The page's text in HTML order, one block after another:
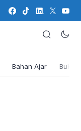
Bahan Ajar Buku